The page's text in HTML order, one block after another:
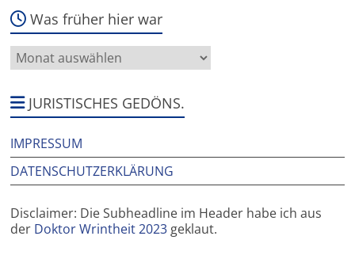
Was früher hier war
Was
früher
warJURISTISCHES GEDÖNS.
IMPRESSUM
DATENSCHUTZERKLÄRUNG
Disclaimer: Die Subheadline im Header habe ich aus
der Doktor Wrintheit 2023 geklaut.